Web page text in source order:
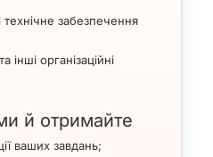
технічне забезпечення
інші організаційні
й отримайте
ваших завдань;